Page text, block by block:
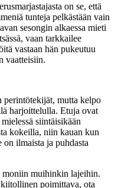
on se, että
tunteja pelkästään vain
sesongin alkaessa mieti
vaan tarkkailee
vastaan hän pukeutuu
vaatteisiin.
perintötekijät, mutta kelpo
harjoittelulla. Etuja ovat
siintäisikään
kokeilla, niin kauan kun
ilmaista ja puhdasta
moniin muihinkin lajeihin.
poimittava, ota